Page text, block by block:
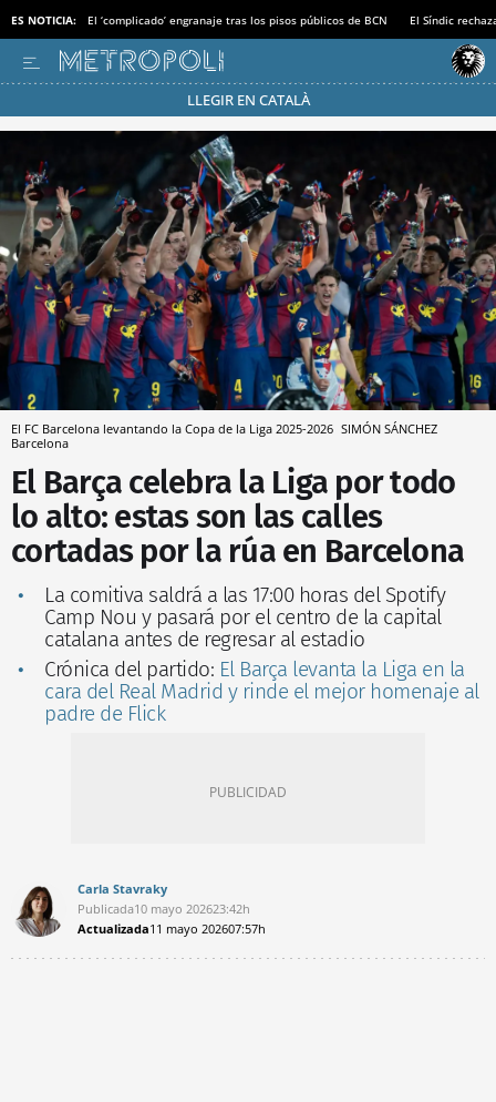
ES NOTICIA: El ‘complicado’ engranaje tras los pisos públicos de BCN El Síndic
LLEGIR EN CATALÀ
Pásate al MODO AHORRO
El FC Barcelona levantando la Copa de la Liga 2025-2026 SIMÓN SÁNCHEZ
Barcelona
El Barça celebra la Liga por todo
lo alto: estas son las calles
cortadas por la rúa en Barcelona
La comitiva saldrá a las 17:00 horas del Spotify
Camp Nou y pasará por el centro de la capital
catalana antes de regresar al estadio
Crónica del partido: El Barça levanta la Liga en la
cara del Real Madrid y rinde el mejor homenaje al
padre de Flick
Carla Stavraky
Publicada10 mayo 202623:42h
Actualizada11 mayo 202607:57h